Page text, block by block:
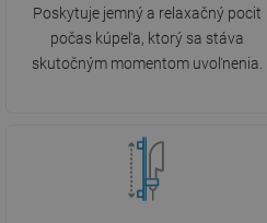
Poskytuje jemný a relaxačný pocit
počas kúpeľa, ktorý sa stáva
skutočným momentom uvoľnenia.